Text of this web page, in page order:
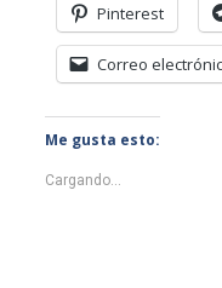
Pinterest
Correo
Me gusta esto:
Cargando...